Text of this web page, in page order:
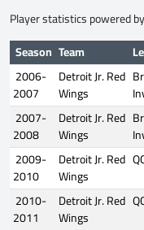
Player statistics powered by
Season Team
2006-
2007
Detroit Jr. Red
Wings
2007-
2008
Detroit Jr. Red
Wings
2009-
2010
Detroit Jr. Red
Wings
2010-
2011
Detroit Jr. Red
Wings